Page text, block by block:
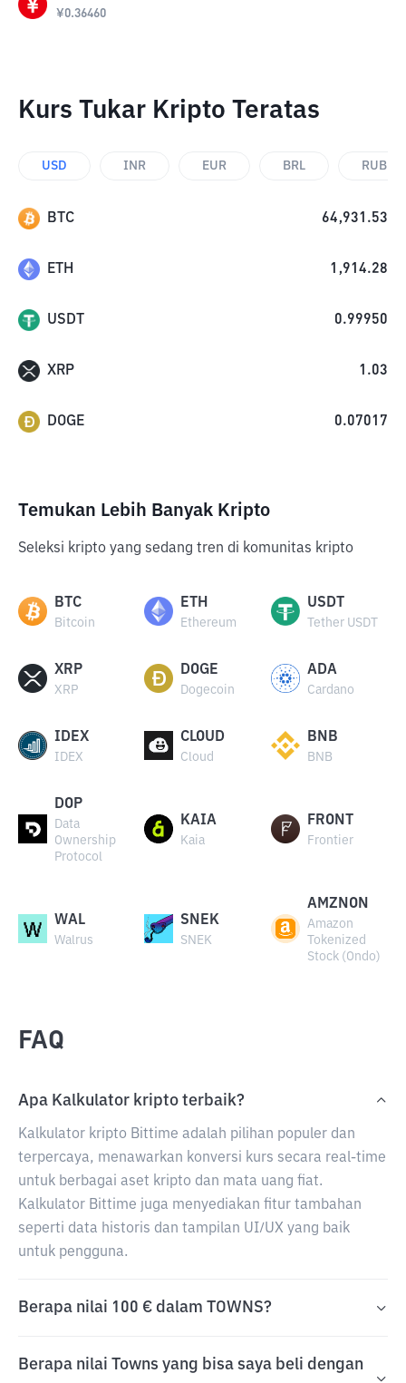
¥0.36460
Kurs Tukar Kripto Teratas
USD INR EUR BRL RUB
BTC 64,931.53
ETH 1,914.28
USDT 0.99950
XRP 1.03
DOGE 0.07017
Temukan Lebih Banyak Kripto
Seleksi kripto yang sedang tren di komunitas kripto
BTC
Bitcoin
ETH
Ethereum
USDT
Tether USDT
XRP
XRP
DOGE
Dogecoin
ADA
Cardano
IDEX
IDEX
CLOUD
Cloud
BNB
BNB
DOP
Data
Ownership
Protocol
KAIA
Kaia
FRONT
Frontier
WAL
Walrus
SNEK
SNEK
AMZNON
Amazon
Tokenized
Stock (Ondo)
FAQ
Apa Kalkulator kripto terbaik?
Kalkulator kripto Bittime adalah pilihan populer dan
terpercaya, menawarkan konversi kurs secara real-time
untuk berbagai aset kripto dan mata uang fiat.
Kalkulator Bittime juga menyediakan fitur tambahan
seperti data historis dan tampilan UI/UX yang baik
untuk pengguna.
Berapa nilai 100 € dalam TOWNS?
Berapa nilai Towns yang bisa saya beli dengan